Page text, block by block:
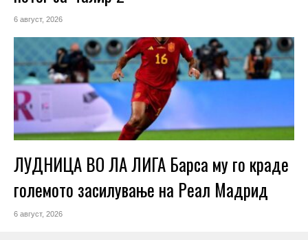
6 август, 2026
ЛУДНИЦА ВО ЛА ЛИГА Барса му го краде
големото засилување на Реал Мадрид
6 август, 2026